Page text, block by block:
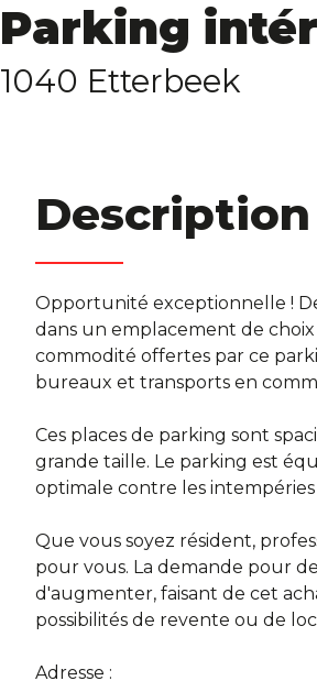
Parking
1040 Etterbeek
Description
Opportunité exceptionnelle !
dans un emplacement de
commodité offertes par ce
bureaux et transports en
Ces places de parking sont
grande taille. Le parking est
optimale contre les intempéries
Que vous soyez résident,
pour vous. La demande pour
d'augmenter, faisant de cet
possibilités de revente ou de
Adresse :